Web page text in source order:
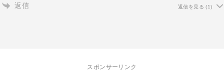
返信 返信を見る (1)
スポンサーリンク